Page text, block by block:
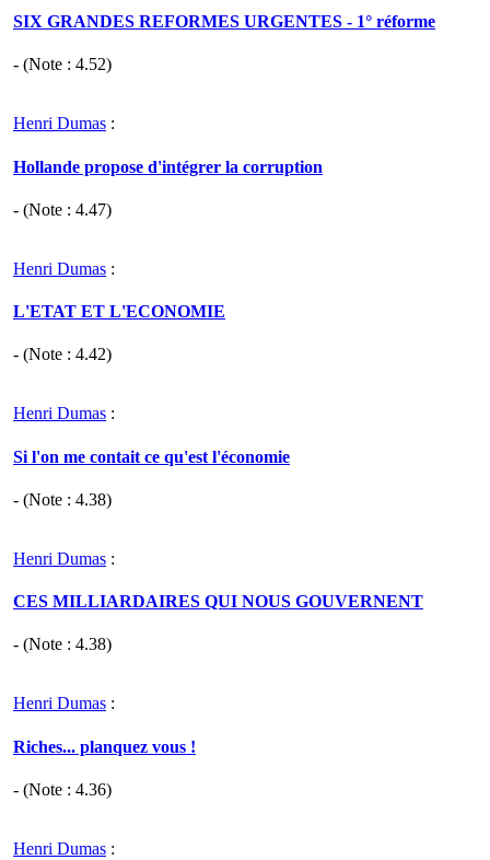
SIX GRANDES REFORMES URGENTES - 1° réforme
- (Note : 4.52)
Henri Dumas :
Hollande propose d'intégrer la corruption
- (Note : 4.47)
Henri Dumas :
L'ETAT ET L'ECONOMIE
- (Note : 4.42)
Henri Dumas :
Si l'on me contait ce qu'est l'économie
- (Note : 4.38)
Henri Dumas :
CES MILLIARDAIRES QUI NOUS GOUVERNENT
- (Note : 4.38)
Henri Dumas :
Riches... planquez vous !
- (Note : 4.36)
Henri Dumas :